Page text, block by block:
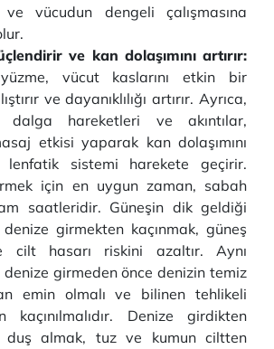
vücudun dengeli çalışmasına
ve kan dolaşımını artırır:
vücut kaslarını etkin bir
ve dayanıklılığı artırır. Ayrıca,
dalga hareketleri ve akıntılar,
etkisi yaparak kan dolaşımını
lenfatik sistemi harekete geçirir.
için en uygun zaman, sabah
saatleridir. Güneşin dik geldiği
girmekten kaçınmak, güneş
cilt hasarı riskini azaltır. Aynı
girmeden önce denizin temiz
emin olmalı ve bilinen tehlikeli
kaçınılmalıdır. Denize girdikten
duş almak, tuz ve kumun ciltten